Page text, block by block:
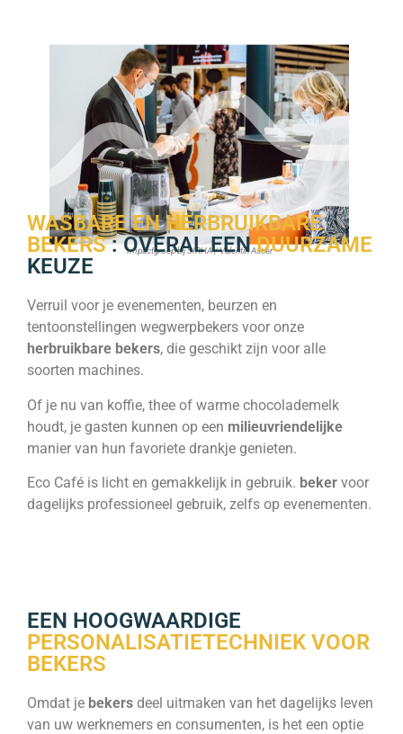
Impactgroep bij SIRHA / Valentin Astier
WASBARE EN HERBRUIKBARE
BEKERS: OVERAL EENDUURZAME
KEUZE
Verruil voor je evenementen, beurzen en
tentoonstellingen wegwerpbekers voor onze
herbruikbare bekers, die geschikt zijn voor alle
soorten machines.
Of je nu van koffie, thee of warme chocolademelk
houdt, je gasten kunnen op een milieuvriendelijke
manier van hun favoriete drankje genieten.
Eco Café is licht en gemakkelijk in gebruik. beker voor
dagelijks professioneel gebruik, zelfs op evenementen.
EEN HOOGWAARDIGE
PERSONALISATIETECHNIEK VOOR
BEKERS
Omdat je bekers deel uitmaken van het dagelijks leven
van uw werknemers en consumenten, is het een optie